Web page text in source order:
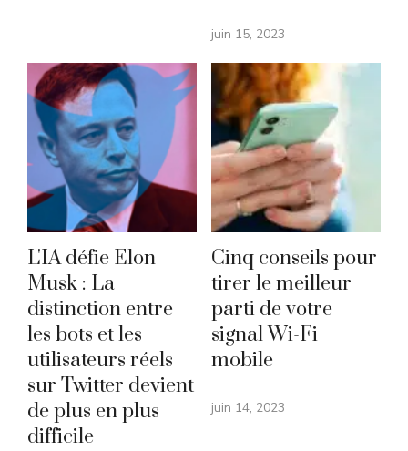
juin 15, 2023
L'IA défie Elon
Musk : La
distinction entre
les bots et les
utilisateurs réels
sur Twitter devient
de plus en plus
difficile
Cinq conseils pour
tirer le meilleur
parti de votre
signal Wi-Fi
mobile
juin 14, 2023